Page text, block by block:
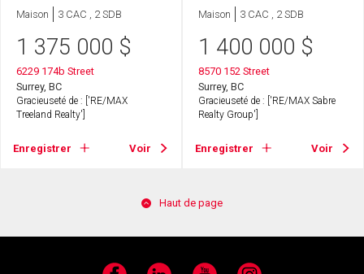
Maison 3 CAC , 2 SDB
1 375 000 $
6229 174b Street
Surrey, BC
Gracieuseté de : ['RE/MAX
Treeland Realty']
Enregistrer Voir
Maison 3 CAC , 2 SDB
1 400 000 $
8570 152 Street
Surrey, BC
Gracieuseté de : ['RE/MAX Sabre
Realty Group']
Enregistrer Voir
Haut de page